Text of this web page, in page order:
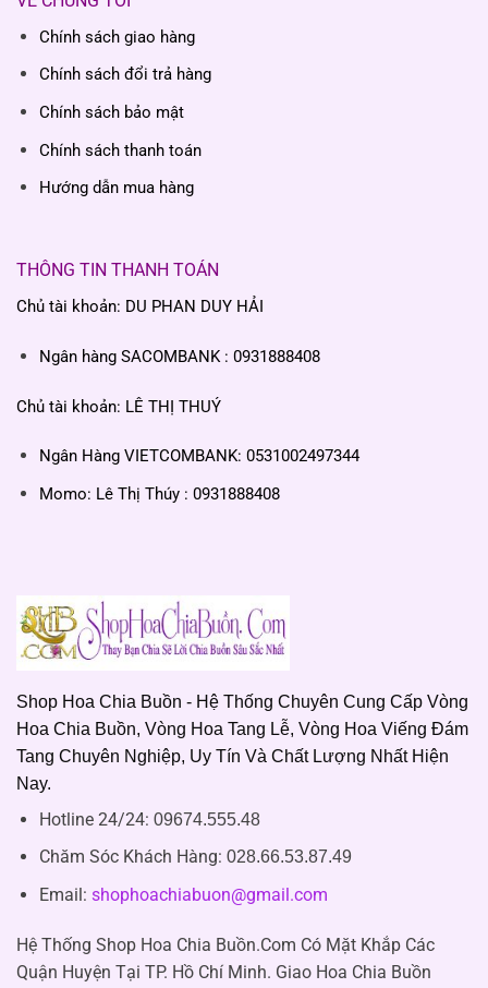
Chính sách giao hàng
Chính sách đổi trả hàng
Chính sách bảo mật
Chính sách thanh toán
Hướng dẫn mua hàng
THÔNG TIN THANH TOÁN
Chủ tài khoản: DU PHAN DUY HẢI
Ngân hàng SACOMBANK : 0931888408
Chủ tài khoản: LÊ THỊ THUÝ
Ngân Hàng VIETCOMBANK: 0531002497344
Momo: Lê Thị Thúy : 0931888408
Shop Hoa Chia Buồn - Hệ Thống Chuyên Cung Cấp Vòng
Hoa Chia Buồn, Vòng Hoa Tang Lễ, Vòng Hoa Viếng Đám
Tang Chuyên Nghiệp, Uy Tín Và Chất Lượng Nhất Hiện
Nay.
Hotline 24/24: 09674.555.48
Chăm Sóc Khách Hàng: 028.66.53.87.49
Email: shophoachiabuon@gmail.com
Hệ Thống Shop Hoa Chia Buồn.Com Có Mặt Khắp Các
Quận Huyện Tại TP. Hồ Chí Minh. Giao Hoa Chia Buồn